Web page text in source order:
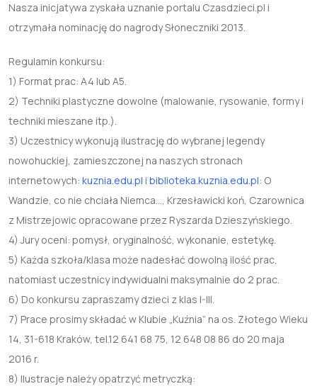
Nasza inicjatywa zyskała uznanie portalu Czasdzieci.pl i
otrzymała nominację do nagrody Słoneczniki 2013.
Regulamin konkursu:
1) Format prac: A4 lub A5.
2) Techniki plastyczne dowolne (malowanie, rysowanie, formy i
techniki mieszane itp.).
3) Uczestnicy wykonują ilustrację do wybranej legendy
nowohuckiej, zamieszczonej na naszych stronach
internetowych: kuznia.edu.pl i biblioteka.kuznia.edu.pl: O
Wandzie, co nie chciała Niemca…, Krzesławicki koń, Czarownica
z Mistrzejowic opracowane przez Ryszarda Dzieszyńskiego.
4) Jury oceni: pomysł, oryginalność, wykonanie, estetykę.
5) Każda szkoła/klasa może nadesłać dowolną ilość prac,
natomiast uczestnicy indywidualni maksymalnie do 2 prac.
6) Do konkursu zapraszamy dzieci z klas I-III.
7) Prace prosimy składać w Klubie „Kuźnia” na os. Złotego Wieku
14, 31-618 Kraków, tel.12 641 68 75, 12 648 08 86 do 20 maja
2016 r.
8) Ilustracje należy opatrzyć metryczką: